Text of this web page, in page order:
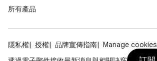
所有產品
隱私權 授權 品牌宣傳指南
Manage cookies